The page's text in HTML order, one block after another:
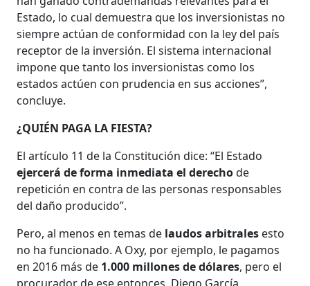
Estado, lo cual demuestra que los inversionistas no
siempre actúan de conformidad con la ley del país
receptor de la inversión. El sistema internacional
impone que tanto los inversionistas como los
estados actúen con prudencia en sus acciones”,
concluye.
¿QUIÉN PAGA LA FIESTA?
El artículo 11 de la Constitución dice: “El Estado
ejercerá de forma inmediata el derechode
repetición en contra de las personas responsables
del daño producido”.
Pero, al menos en temas de laudos arbitrales esto
no ha funcionado. A Oxy, por ejemplo, le pagamos
en 2016 más de 1.000 millones de dólares, pero el